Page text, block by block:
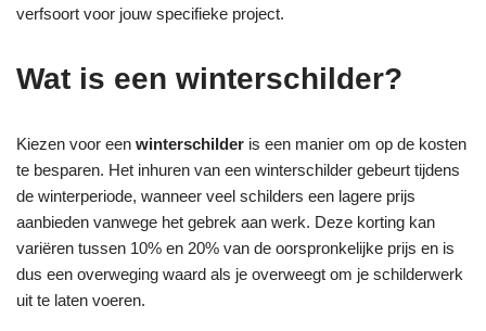
verfsoort voor jouw specifieke project.
Wat is een winterschilder?
Kiezen voor een winterschilder is een manier om op de kosten
te besparen. Het inhuren van een winterschilder gebeurt tijdens
de winterperiode, wanneer veel schilders een lagere prijs
aanbieden vanwege het gebrek aan werk. Deze korting kan
variëren tussen 10% en 20% van de oorspronkelijke prijs en is
dus een overweging waard als je overweegt om je schilderwerk
uit te laten voeren.